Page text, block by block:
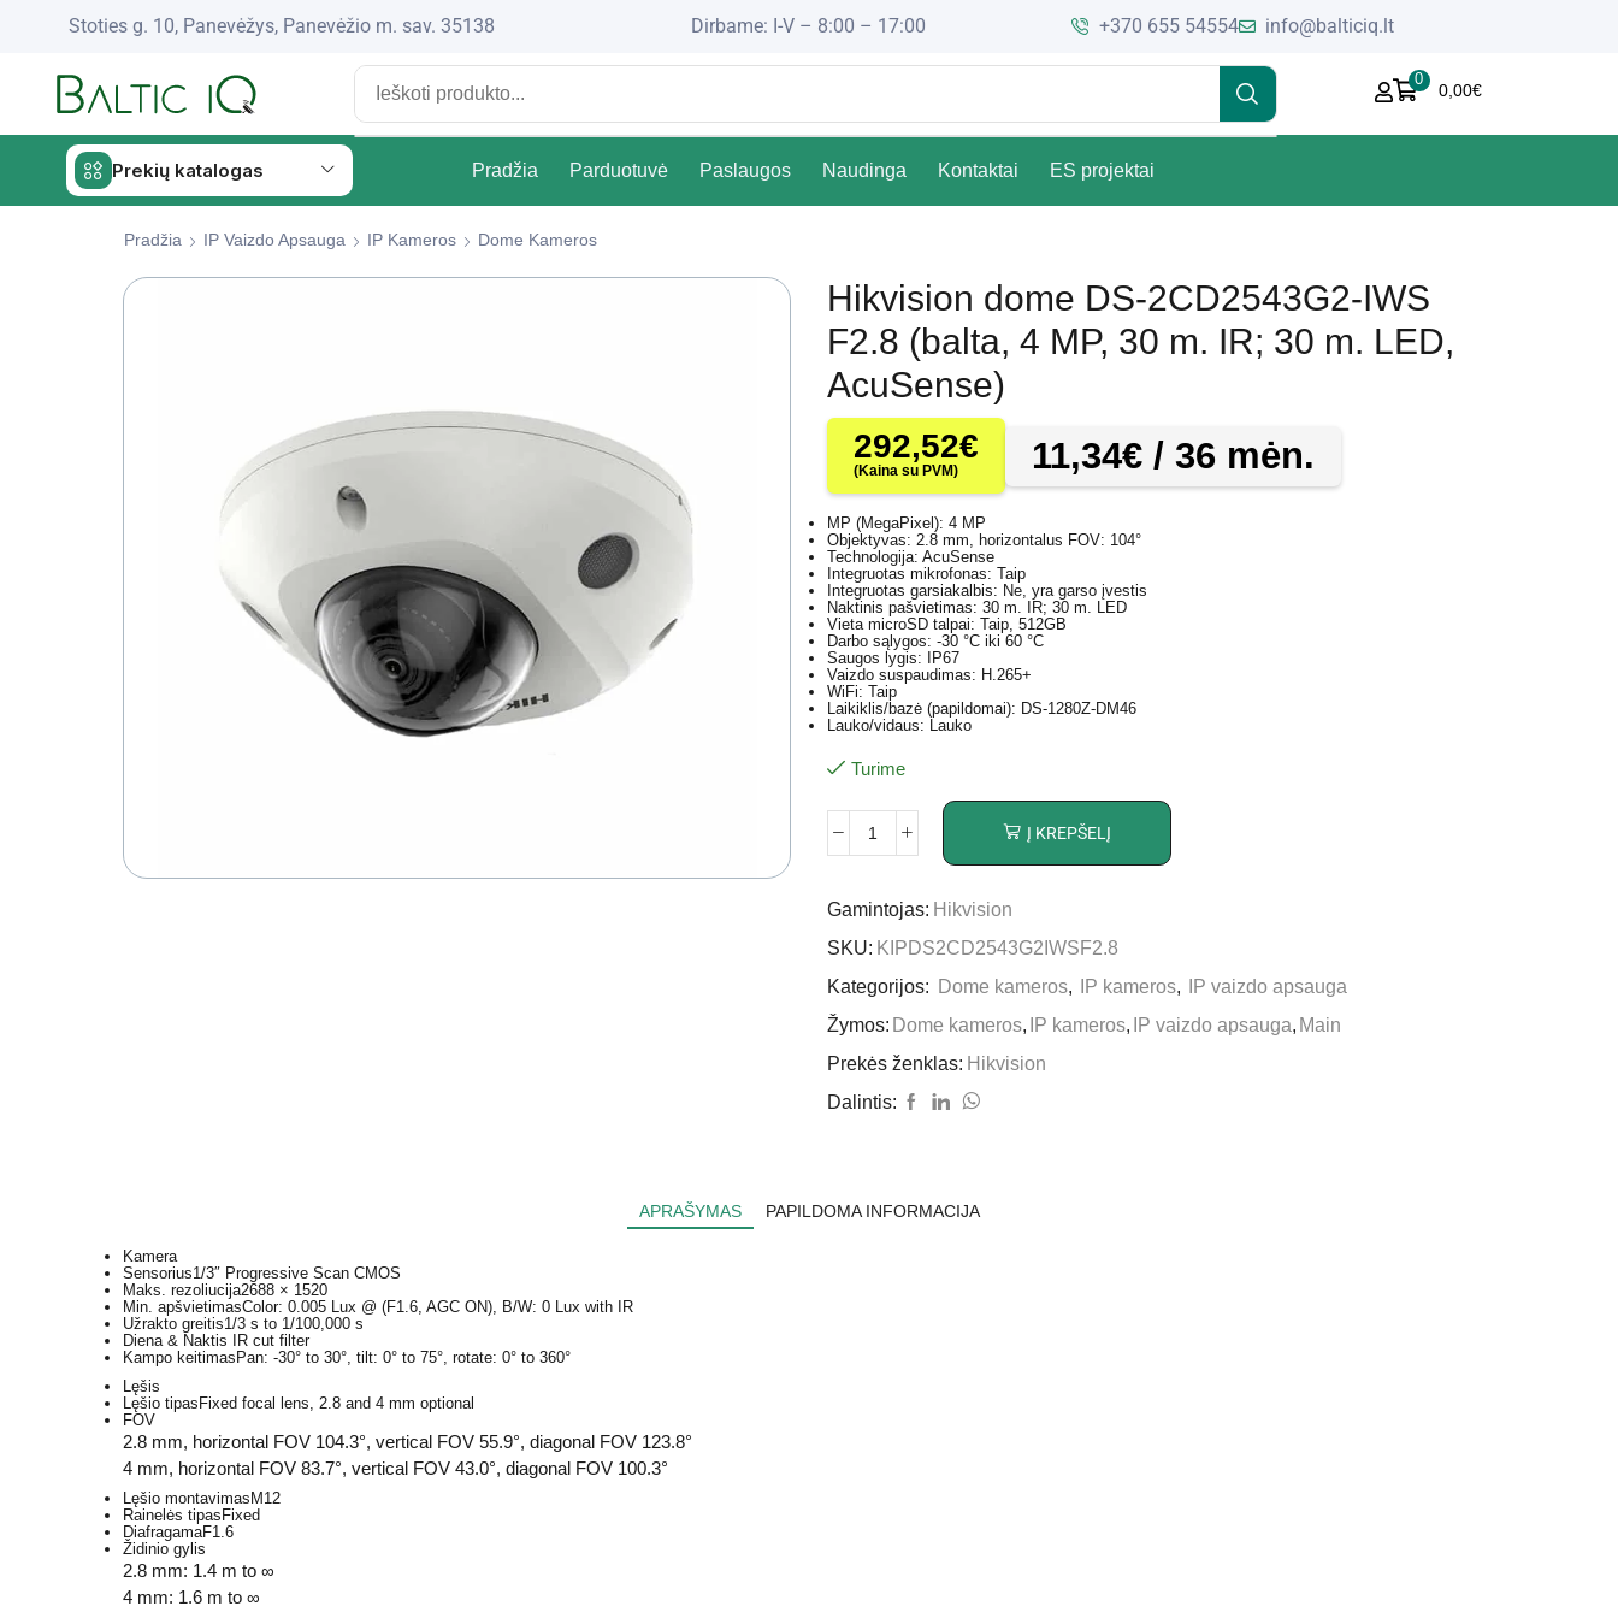
Stoties g. 10, Panevėžys, Panevėžio m. sav. 35138 Dirbame: I-V – 8:00 – 17:00 +370 655 54554 info@balticiq.lt
0
0,00€
Prekių katalogas Pradžia Parduotuvė Paslaugos Naudinga Kontaktai ES projektai
Pradžia IP Vaizdo Apsauga IP Kameros Dome Kameros
Hikvision dome DS-2CD2543G2-IWS
F2.8 (balta, 4 MP, 30 m. IR; 30 m. LED,
AcuSense)
292,52€
(Kaina su PVM) 11,34€ / 36 mėn.
MP (MegaPixel): 4 MP
Objektyvas: 2.8 mm, horizontalus FOV: 104°
Technologija: AcuSense
Integruotas mikrofonas: Taip
Integruotas garsiakalbis: Ne, yra garso įvestis
Naktinis pašvietimas: 30 m. IR; 30 m. LED
Vieta microSD talpai: Taip, 512GB
Darbo sąlygos: -30 °C iki 60 °C
Saugos lygis: IP67
Vaizdo suspaudimas: H.265+
WiFi: Taip
Laikiklis/bazė (papildomai): DS-1280Z-DM46
Lauko/vidaus: Lauko
Turime
Į KREPŠELĮ
Gamintojas: Hikvision
SKU: KIPDS2CD2543G2IWSF2.8
Kategorijos:
Dome kameros, IP kameros,
IP vaizdo apsauga
Žymos: Dome kameros, IP kameros, IP vaizdo apsauga, Main
Prekės ženklas: Hikvision
Dalintis:
APRAŠYMAS PAPILDOMA INFORMACIJA
Kamera
Sensorius1/3″ Progressive Scan CMOS
Maks. rezoliucija2688 × 1520
Min. apšvietimasColor: 0.005 Lux @ (F1.6, AGC ON), B/W: 0 Lux with IR
Užrakto greitis1/3 s to 1/100,000 s
Diena & Naktis IR cut filter
Kampo keitimasPan: -30° to 30°, tilt: 0° to 75°, rotate: 0° to 360°
Lęšis
Lęšio tipasFixed focal lens, 2.8 and 4 mm optional
FOV
2.8 mm, horizontal FOV 104.3°, vertical FOV 55.9°, diagonal FOV 123.8°
4 mm, horizontal FOV 83.7°, vertical FOV 43.0°, diagonal FOV 100.3°
Lęšio montavimas M12
Rainelės tipas Fixed
DiafragamaF1.6
Židinio gylis
2.8 mm: 1.4 m to ∞
4 mm: 1.6 m to ∞